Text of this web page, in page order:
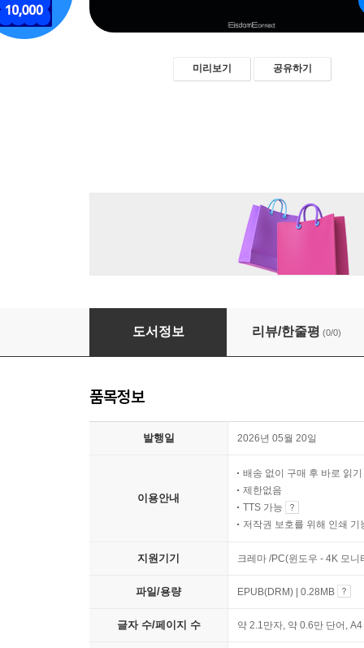
미리보기 공유하기
핀의 끝 - 브라운 신부
도서정보 리뷰/한줄평 (0/0)
품목정보
발행일 2026년 05월 20일
이용안내
배송 없이 구매 후 바로 읽기
제한없음
TTS 가능
저작권 보호를 위해 인쇄 기
지원기기 크레마 /PC(윈도우 - 4K 모
파일/용량 EPUB(DRM) | 0.28MB
글자 수/페이지 수 약 2.1만자, 약 0.6만 단어,